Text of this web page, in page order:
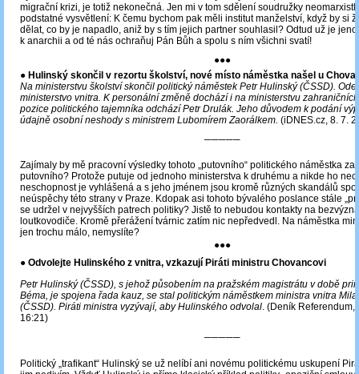
migrační krizi, je totiž nekonečná. Jen mi v tom sdělení soudružky
podstatné vysvětlení: K čemu bychom pak měli institut manželství, když by si
dělat, co by je napadlo, aniž by s tím jejich partner souhlasil? Odtud už je
k anarchii a od té nás ochraňuj Pán Bůh a spolu s ním všichni svatí!
●●●
● Hulinský skončil v rezortu školství, nové místo náměstka našel u
Na ministerstvu školství skončil politický náměstek Petr Hulinský (ČSSD).
ministerstvo vnitra. K personální změně dochází i na ministerstvu
pozice politického tajemníka odchází Petr Drulák. Jeho důvodem k podání
údajně osobní neshody s ministrem Lubomírem Zaorálkem. (iDNES.cz, 8. 7.
─────
Zajímaly by mě pracovní výsledky tohoto „putovního“ politického náměstka za
putovního? Protože putuje od jednoho ministerstva k druhému a nikde ho
neschopnost je vyhlášená a s jeho jménem jsou kromě různých skandálů
neúspěchy této strany v Praze. Kdopak asi tohoto bývalého poslance stále
se udržel v nejvyšších patrech politiky? Jistě to nebudou kontakty na
loutkovodiče. Kromě přerážení tvárnic zatím nic nepředvedl. Na náměstka
jen trochu málo, nemyslíte?
●●●
● Odvolejte Hulinského z vnitra, vzkazují Piráti ministru Chovancovi
Petr Hulinský (ČSSD), s jehož působením na pražském magistrátu v době
Béma, je spojena řada kauz, se stal politickým náměstkem ministra vnitra
(ČSSD). Piráti ministra vyzývají, aby Hulinského odvolal. (Deník Referendum,
16:21)
─────
Politický „trafikant“ Hulinský se už nelíbí ani novému politickému uskupení